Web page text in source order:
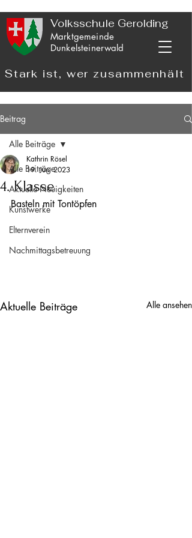
Volksschule Gerolding
Marktgemeinde
Dunkelsteinerwald
Stark ist, wer zusammenhält
Beitrag
Alle Beiträge
Aktuelle Neuigkeiten
Kunstwerke
Elternverein
Nachmittagsbetreuung
Alle Beiträge
4. Klasse
Kathrin Rösel
19. Juni 2023
Basteln mit Tontöpfen
Aktuelle Beiträge Alle ansehen